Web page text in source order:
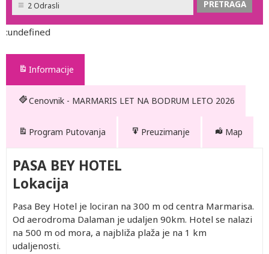
2 Odrasli
:undefined
Informacije
Cenovnik - MARMARIS LET NA BODRUM LETO 2026
Program Putovanja Preuzimanje Map
PASA BEY HOTEL
Lokacija
Pasa Bey Hotel je lociran na 300 m od centra Marmarisa.
Od aerodroma Dalaman je udaljen 90km. Hotel se nalazi
na 500 m od mora, a najbliža plaža je na 1 km
udaljenosti.